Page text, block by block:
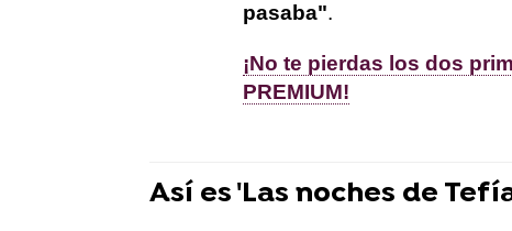
pasaba".
¡No te pierdas los dos
PREMIUM!
Así es 'Las noches de